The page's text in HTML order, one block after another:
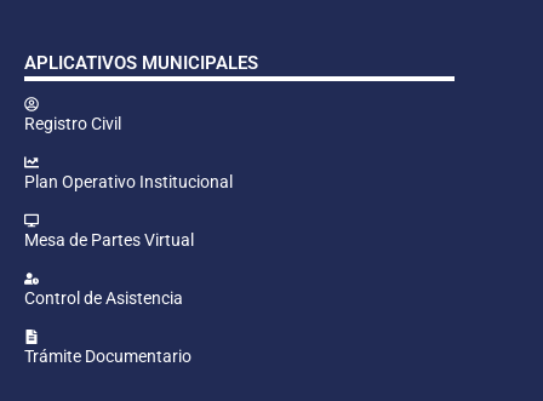
APLICATIVOS MUNICIPALES
Registro Civil
Plan Operativo Institucional
Mesa de Partes Virtual
Control de Asistencia
Trámite Documentario